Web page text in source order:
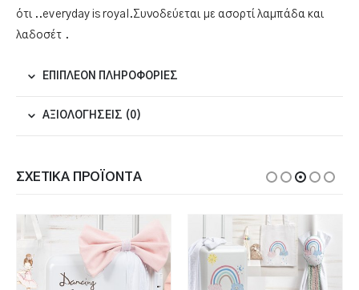
ότι ..everyday is royal.Συνοδεύεται με ασορτί λαμπάδα και
λαδοσέτ .
ΕΠΙΠΛΈΟΝ ΠΛΗΡΟΦΟΡΊΕΣ
ΑΞΙΟΛΟΓΉΣΕΙΣ (0)
ΣΧΕΤΙΚΆ ΠΡΟΪΌΝΤΑ